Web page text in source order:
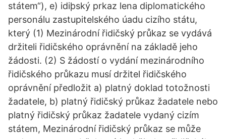
státem“), e) idiþský prkaz lena diplomatického
personálu zastupitelského úadu cizího státu,
který (1) Mezinárodní řidičský průkaz se vydává
držiteli řidičského oprávnění na základě jeho
žádosti. (2) S žádostí o vydání mezinárodního
řidičského průkazu musí držitel řidičského
oprávnění předložit a) platný doklad totožnosti
žadatele, b) platný řidičský průkaz žadatele nebo
platný řidičský průkaz žadatele vydaný cizím
státem, Mezinárodní řidičský průkaz se může